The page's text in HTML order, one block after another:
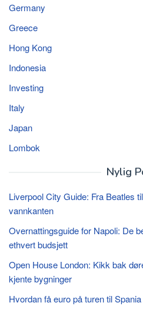
Germany
Greece
Hong Kong
Indonesia
Investing
Italy
Japan
Lombok
Nylig
Liverpool City Guide: Fra Beatles
vannkanten
Overnattingsguide for Napoli: De
ethvert budsjett
Open House London: Kikk bak
kjente bygninger
Hvordan få euro på turen til Spania